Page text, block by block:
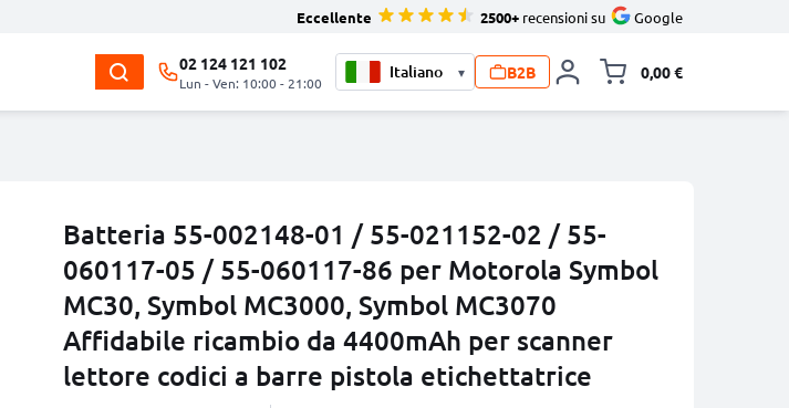
Eccellente 2500+ recensioni su Google
02 124 121 102
Lun - Ven: 10:00 - 21:00
▾ B2B 0,00 €
Batteria 55-002148-01 / 55-021152-02 / 55-
060117-05 / 55-060117-86 per Motorola Symbol
MC30, Symbol MC3000, Symbol MC3070
Affidabile ricambio da 4400mAh per scanner
lettore codici a barre pistola etichettatrice